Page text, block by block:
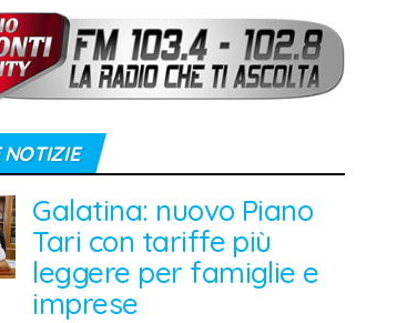
NOTIZIE
Galatina: nuovo Piano
Tari con tariffe più
leggere per famiglie e
imprese